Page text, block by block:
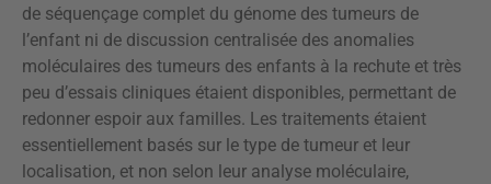
de séquençage complet du génome des tumeurs de
l’enfant ni de discussion centralisée des anomalies
moléculaires des tumeurs des enfants à la rechute et très
peu d’essais cliniques étaient disponibles, permettant de
redonner espoir aux familles. Les traitements étaient
essentiellement basés sur le type de tumeur et leur
localisation, et non selon leur analyse moléculaire,